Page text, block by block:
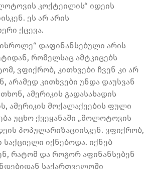
კოქტეილის“ იდეის
ეს არ არის
ქცევა.
დაფინანსებული არის
რომელსაც ამტკიცებს
ვფიქრობ, კითხვები ჩვენ კი არ
არამედ კითხვები უნდა დაუსვან
ამერიკის გადასახადის
ამერიკის მოქალაქეების ფული
უცხო ქვეყანაში „მოლოტოვის
პოპულარიზაციისკენ. ვფიქრობ,
იქნებოდა. იქნებ
რატომ და როგორ აფინანსებენ
საქართველოში